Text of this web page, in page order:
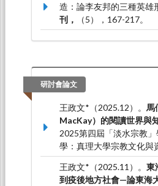
造：論李友邦的三種英雄
刊，
（5），167-217。
王政文*（2023.12）。新
研討會論文
王政文*（2025.12）。 馬
MacKay）的閱讀世界與
2025第四屆「淡水宗教
學：真理大學宗教文化與
王政文*（2025.11）。 東
到疫後地方社會—論東海